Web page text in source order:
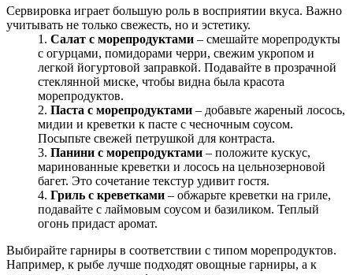
Сервировка играет большую роль в восприятии вкуса. Важно
учитывать не только свежесть, но и эстетику.
Салат с морепродуктами – смешайте морепродукты
с огурцами, помидорами черри, свежим укропом и
легкой йогуртовой заправкой. Подавайте в прозрачной
стеклянной миске, чтобы видна была красота
морепродуктов.
Паста с морепродуктами – добавьте жареный лосось,
мидии и креветки к пасте с чесночным соусом.
Посыпьте свежей петрушкой для контраста.
Панини с морепродуктами – положите кускус,
маринованные креветки и лосось на цельнозерновой
багет. Это сочетание текстур удивит гостя.
Гриль с креветками – обжарьте креветки на гриле,
подавайте с лаймовым соусом и базиликом. Теплый
огонь придаст аромат.
Выбирайте гарниры в соответствии с типом морепродуктов.
Например, к рыбе лучше подходят овощные гарниры, а к